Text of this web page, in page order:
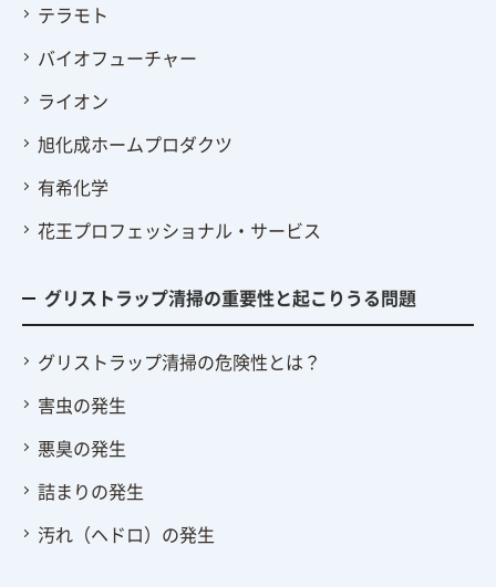
テラモト
バイオフューチャー
ライオン
旭化成ホームプロダクツ
有希化学
花王プロフェッショナル・サービス
グリストラップ清掃の重要性と起こりうる問題
グリストラップ清掃の危険性とは？
害虫の発生
悪臭の発生
詰まりの発生
汚れ（ヘドロ）の発生